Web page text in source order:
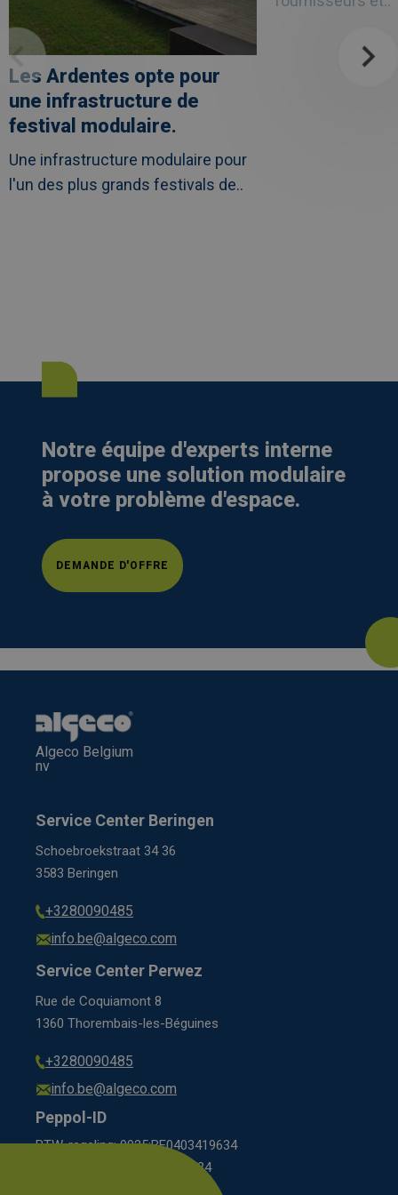
Les Ardentes opte pour
une infrastructure de
festival modulaire.
Une infrastructure modulaire pour
l'un des plus grands festivals de..
Notre équipe d'experts interne
propose une solution modulaire
à votre problème d'espace.
DEMANDE D'OFFRE
Algeco Belgium
nv
Service Center Beringen
Schoebroekstraat 34 36
3583 Beringen
+3280090485
info.be@algeco.com
Service Center Perwez
Rue de Coquiamont 8
1360 Thorembais-les-Béguines
+3280090485
info.be@algeco.com
Peppol-ID
BTW-regeling: 9925:BE0403419634
régime BCE: 0208:0403419634